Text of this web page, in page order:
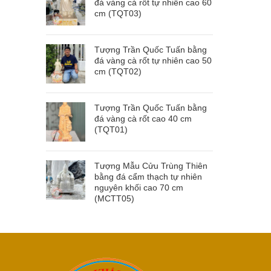
đá vàng cà rốt tự nhiên cao 60
cm (TQT03)
Tượng Trần Quốc Tuấn bằng
đá vàng cà rốt tự nhiên cao 50
cm (TQT02)
Tượng Trần Quốc Tuấn bằng
đá vàng cà rốt cao 40 cm
(TQT01)
Tượng Mẫu Cửu Trùng Thiên
bằng đá cẩm thạch tự nhiên
nguyên khối cao 70 cm
(MCTT05)